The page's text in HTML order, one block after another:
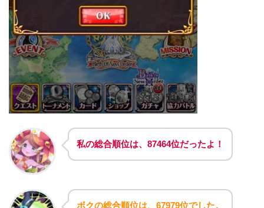
私の総合順位は、87464位だったよ！
ボクの総合順位は、67979位でした。